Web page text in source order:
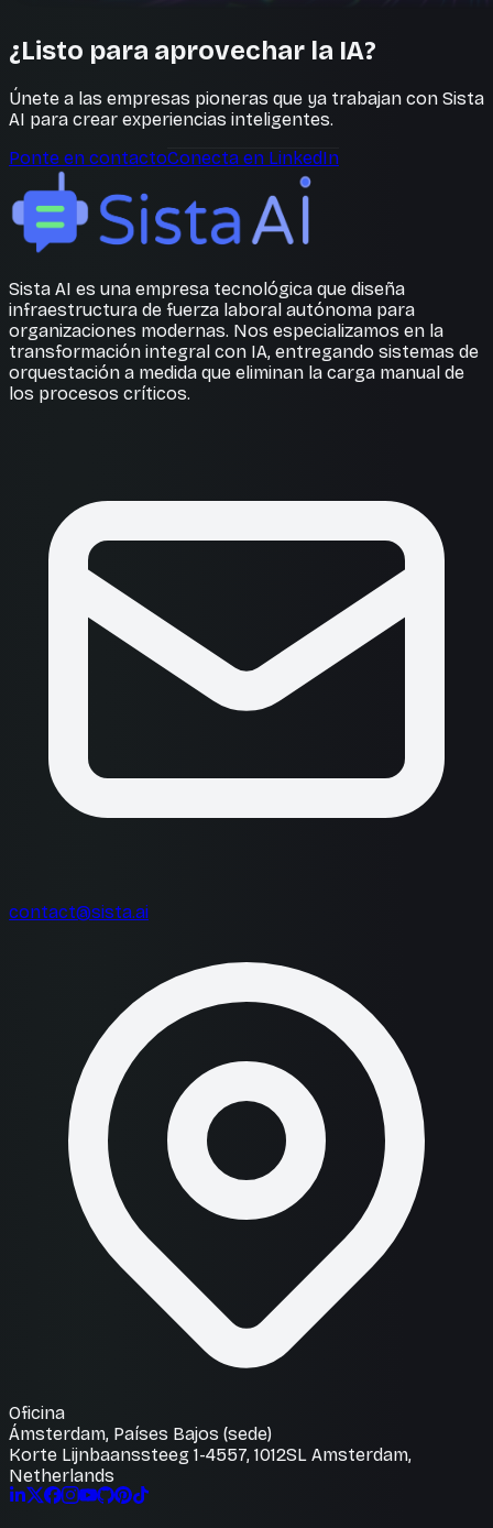
¿Listo para aprovechar la IA?
Únete a las empresas pioneras que ya trabajan con Sista
AI para crear experiencias inteligentes.
Ponte en contactoConecta en LinkedIn
Sista AI es una empresa tecnológica que diseña
infraestructura de fuerza laboral autónoma para
organizaciones modernas. Nos especializamos en la
transformación integral con IA, entregando sistemas de
orquestación a medida que eliminan la carga manual de
los procesos críticos.
contact@sista.ai
Oficina
Ámsterdam, Países Bajos (sede)
Korte Lijnbaanssteeg 1-4557, 1012SL Amsterdam,
Netherlands